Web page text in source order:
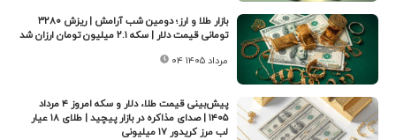
بازار طلا و ارز؛ دومین شب آرامش | ریزش ۳۲۸۰
تومانی قیمت دلار | سکه ۲.۱ میلیون تومان ارزان شد
۰۴ مرداد ۱۴۰۵
پیش‌بینی قیمت طلا، دلار و سکه امروز ۴ مرداد
۱۴۰۵ | صدای مذاکره در بازار پیچید | طلای ۱۸ عیار
لب مرز کریدور ۱۷ میلیونی